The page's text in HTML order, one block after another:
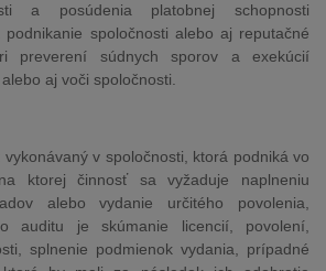
a posúdenia platobnej schopnosti
spoločnosti alebo aj reputačné
preverení súdnych sporov a exekúcií
aj voči spoločnosti.
v spoločnosti, ktorá podniká vo
ktorej činnosť sa vyžaduje naplneniu
alebo vydanie určitého povolenia,
auditu je skúmanie licencií, povolení,
splnenie podmienok vydania, prípadné